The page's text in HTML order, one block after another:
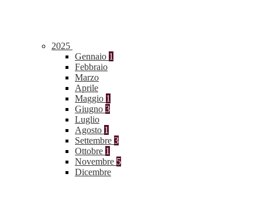
2025
Gennaio 1
Febbraio
Marzo
Aprile
Maggio 1
Giugno 3
Luglio
Agosto 1
Settembre 3
Ottobre 1
Novembre 5
Dicembre